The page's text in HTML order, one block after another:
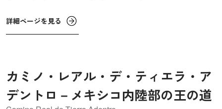
は、メソアメリカ文明の興隆を可能にした人間と自然の繋
がりを実証しています。
詳細ページを見る
カミノ・レアル・デ・ティエラ・ア
デントロ－メキシコ内陸部の王の道